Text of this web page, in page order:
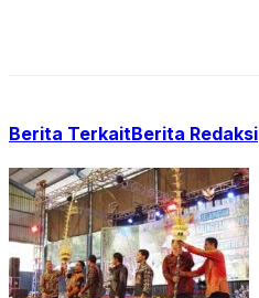
Berita TerkaitBerita Redaksi